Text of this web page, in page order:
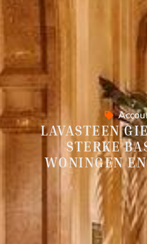
LAVASTEEN
STERKE
WONINGEN